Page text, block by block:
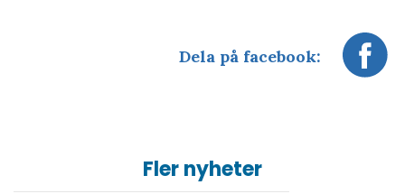
Dela på facebook:
Fler nyheter